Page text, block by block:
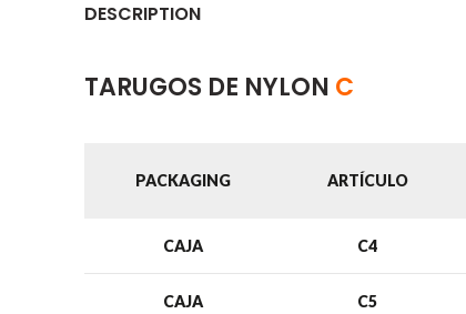
DESCRIPTION
TARUGOS DE NYLON C
PACKAGING ARTÍCULO
CAJA C4
CAJA C5